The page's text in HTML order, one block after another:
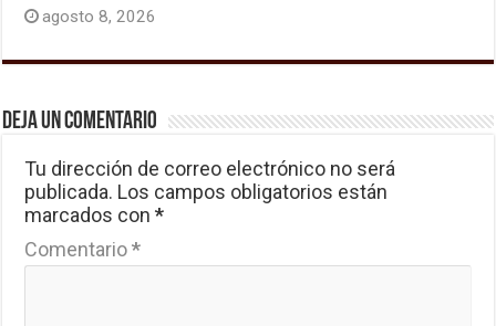
agosto 8, 2026
Deja un comentario
Tu dirección de correo electrónico no será
publicada. Los campos obligatorios están
marcados con*
Comentario*